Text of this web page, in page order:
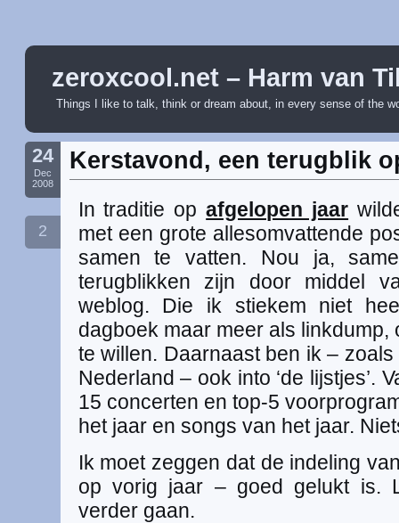
zeroxcool.net – Harm van
Things I like to talk, think or dream about, in every sense of the
24
Dec
2008
2
Kerstavond, een terugblik
In traditie opafgelopen jaar
met een grote allesomvattende
samen te vatten. Nou ja,
terugblikken zijn door middel
weblog. Die ik stiekem niet
dagboek maar meer als linkdump,
te willen. Daarnaast ben ik –
Nederland – ook into ‘de lijstjes’.
15 concerten en top-5
het jaar en songs van het jaar.
Ik moet zeggen dat de indeling
op vorig jaar – goed gelukt is.
verder gaan.